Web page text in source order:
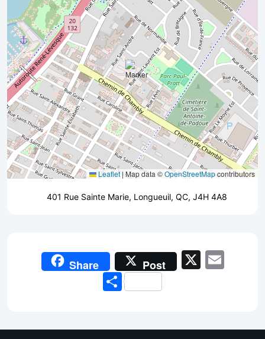
Leaflet|Map data ©OpenStreetMapcontributors
401 Rue Sainte Marie, Longueuil, QC, J4H 4A8
Share Post X
Share